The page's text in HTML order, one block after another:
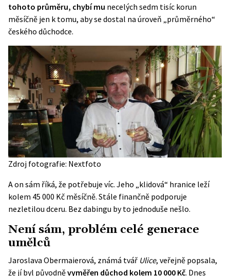
tohoto průměru, chybí mu necelých sedm tisíc korun
měsíčně jen k tomu, aby se dostal na úroveň „průměrného“
českého důchodce.
Zdroj fotografie: Nextfoto
A on sám říká, že potřebuje víc. Jeho „klidová“ hranice leží
kolem 45 000 Kč měsíčně. Stále finančně podporuje
nezletilou dceru. Bez dabingu by to jednoduše nešlo.
Není sám, problém celé generace
umělců
Jaroslava Obermaierová, známá tvář Ulice, veřejně popsala,
že jí byl původněvyměřen důchod kolem 10 000 Kč. Dnes